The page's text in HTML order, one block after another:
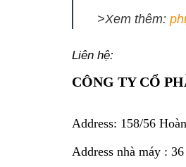
>Xem thêm:
Liên hệ:
CÔNG TY CỔ
Address: 158/56
Address nhà máy :